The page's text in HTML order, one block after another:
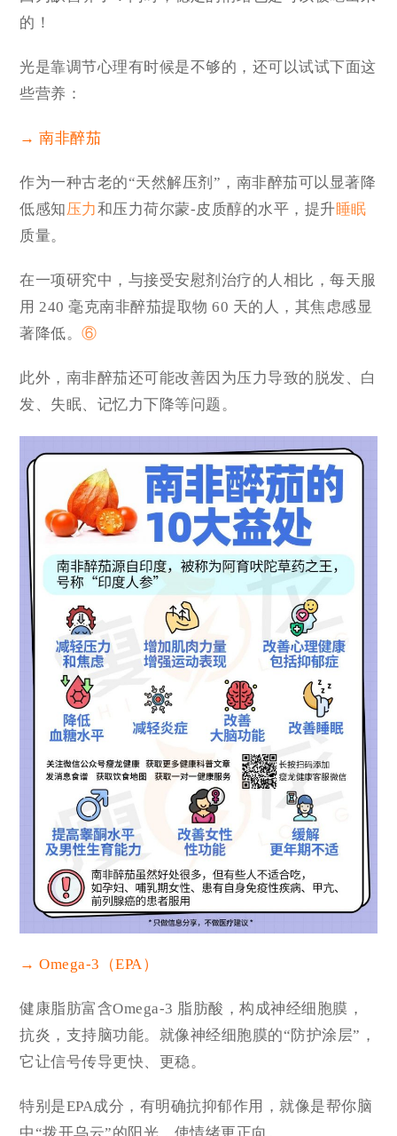
的！
光是靠调节心理有时候是不够的，还可以试试下面这
些营养：
→南非醉茄
作为一种古老的“天然解压剂”，南非醉茄可以显著降
低感知压力和压力荷尔蒙-皮质醇的水平，提升睡眠
质量。
在一项研究中，与接受安慰剂治疗的人相比，每天服
用 240 毫克南非醉茄提取物 60 天的人，其焦虑感显
著降低。⑥
此外，南非醉茄还可能改善因为压力导致的脱发、白
发、失眠、记忆力下降等问题。
→ Omega-3（EPA）
健康脂肪富含Omega-3 脂肪酸，构成神经细胞膜，
抗炎，支持脑功能。就像神经细胞膜的“防护涂层”，
它让信号传导更快、更稳。
特别是EPA成分，有明确抗抑郁作用，就像是帮你脑